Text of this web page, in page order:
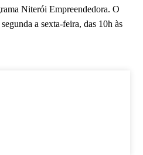
Niterói Empreendedora. O
a sexta-feira, das 10h às